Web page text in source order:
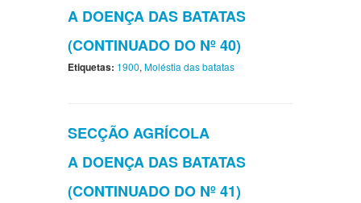
A DOENÇA DAS BATATAS
(CONTINUADO DO Nº 40)
Etiquetas: 1900, Moléstia das batatas
SECÇÃO AGRÍCOLA
A DOENÇA DAS BATATAS
(CONTINUADO DO Nº 41)